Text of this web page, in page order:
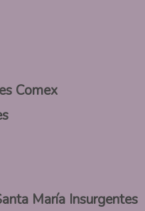
Comex
María Insurgentes